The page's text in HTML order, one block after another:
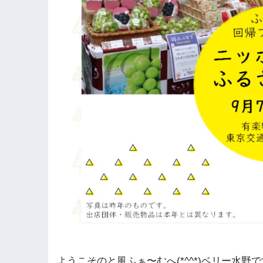
ようこそのと風ふぁ〜むへ(*^^*)ベリー水野